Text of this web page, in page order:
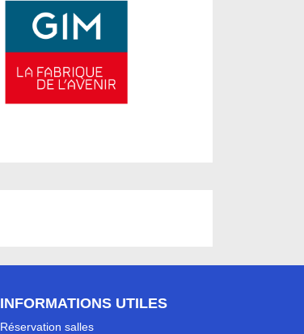
INFORMATIONS UTILES
Réservation salles